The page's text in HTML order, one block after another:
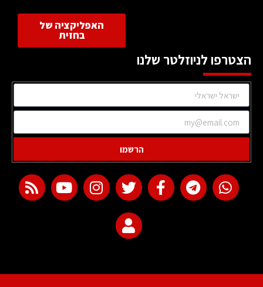
האפליקציה של
בחזית
הצטרפו לניוזלטר שלנו
הרשמו